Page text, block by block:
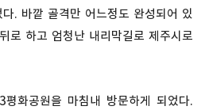
. 바깥 골격만 어느정도 완성되어 있
로 하고 엄청난 내리막길로 제주시로
화공원을 마침내 방문하게 되었다.